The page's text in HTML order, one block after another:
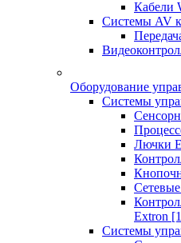
Кабели
Системы AV
Оборудование
Системы
Лючки
Extron
Системы